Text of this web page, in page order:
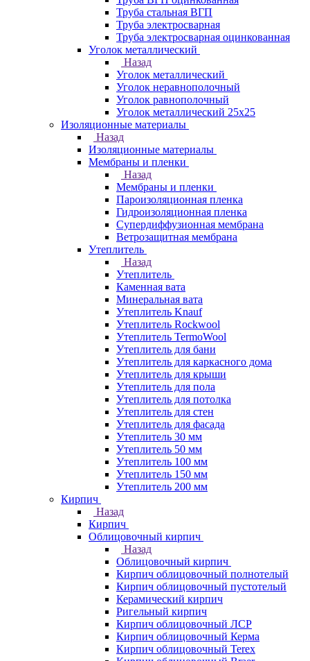
Труба стальная ВГП
Труба электросварная
Труба электросварная оцинкованная
Уголок металлический
Назад
Уголок металлический
Уголок неравнополочный
Уголок равнополочный
Уголок металлический 25х25
Изоляционные материалы
Назад
Изоляционные материалы
Мембраны и пленки
Назад
Мембраны и пленки
Пароизоляционная пленка
Гидроизоляционная пленка
Супердиффузионная мембрана
Ветрозащитная мембрана
Утеплитель
Назад
Утеплитель
Каменная вата
Минеральная вата
Утеплитель Knauf
Утеплитель Rockwool
Утеплитель TermoWool
Утеплитель для бани
Утеплитель для каркасного дома
Утеплитель для крыши
Утеплитель для пола
Утеплитель для потолка
Утеплитель для стен
Утеплитель для фасада
Утеплитель 30 мм
Утеплитель 50 мм
Утеплитель 100 мм
Утеплитель 150 мм
Утеплитель 200 мм
Кирпич
Назад
Кирпич
Облицовочный кирпич
Назад
Облицовочный кирпич
Кирпич облицовочный полнотелый
Кирпич облицовочный пустотелый
Керамический кирпич
Ригельный кирпич
Кирпич облицовочный ЛСР
Кирпич облицовочный Керма
Кирпич облицовочный Terex